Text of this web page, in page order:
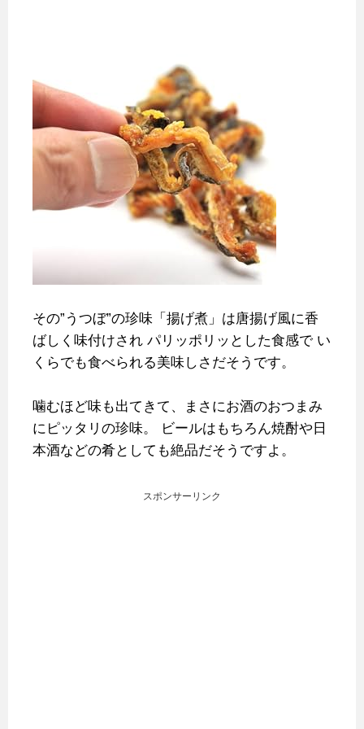
その”うつぼ”の珍味「揚げ煮」は唐揚げ風に香
ばしく味付けされ パリッポリッとした食感でい
くらでも食べられる美味しさだそうです。
噛むほど味も出てきて、まさにお酒のおつまみ
にピッタリの珍味。
ビールはもちろん焼酎や日
本酒などの肴としても絶品だそうですよ。
スポンサーリンク